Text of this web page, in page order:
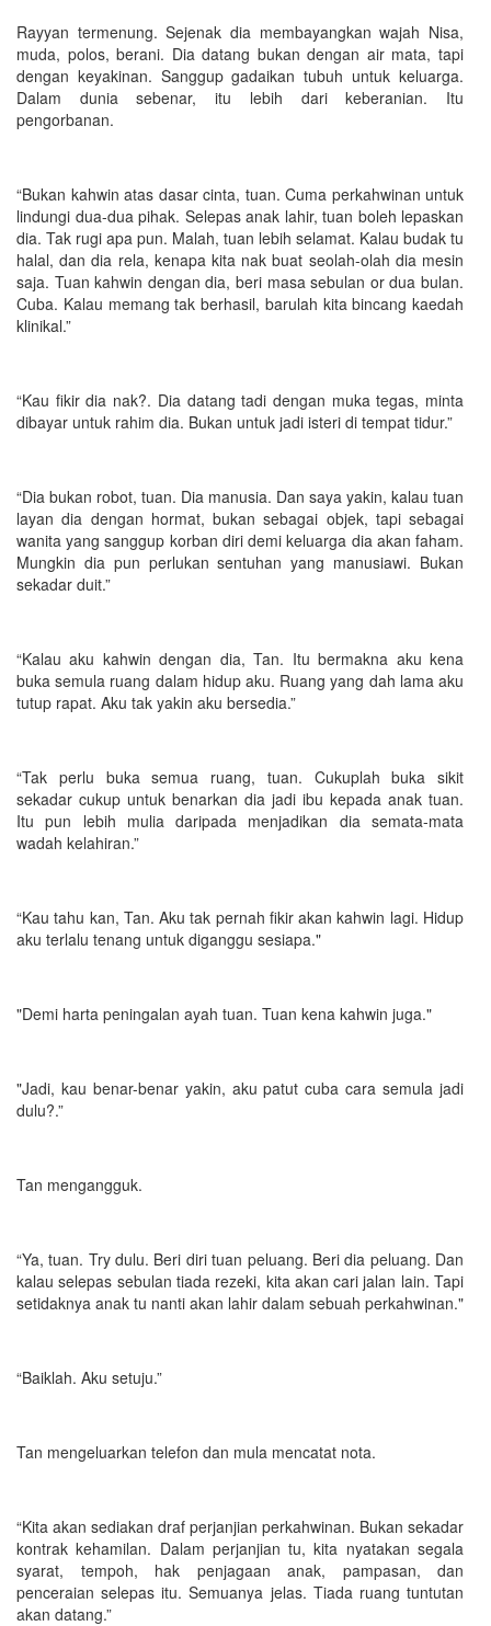
Rayyan termenung. Sejenak dia membayangkan wajah Nisa,
muda, polos, berani. Dia datang bukan dengan air mata, tapi
dengan keyakinan. Sanggup gadaikan tubuh untuk keluarga.
Dalam dunia sebenar, itu lebih dari keberanian. Itu
pengorbanan.
“Bukan kahwin atas dasar cinta, tuan. Cuma perkahwinan untuk
lindungi dua-dua pihak. Selepas anak lahir, tuan boleh lepaskan
dia. Tak rugi apa pun. Malah, tuan lebih selamat. Kalau budak tu
halal, dan dia rela, kenapa kita nak buat seolah-olah dia mesin
saja. Tuan kahwin dengan dia, beri masa sebulan or dua bulan.
Cuba. Kalau memang tak berhasil, barulah kita bincang kaedah
klinikal.”
“Kau fikir dia nak?. Dia datang tadi dengan muka tegas, minta
dibayar untuk rahim dia. Bukan untuk jadi isteri di tempat tidur.”
“Dia bukan robot, tuan. Dia manusia. Dan saya yakin, kalau tuan
layan dia dengan hormat, bukan sebagai objek, tapi sebagai
wanita yang sanggup korban diri demi keluarga dia akan faham.
Mungkin dia pun perlukan sentuhan yang manusiawi. Bukan
sekadar duit.”
“Kalau aku kahwin dengan dia, Tan. Itu bermakna aku kena
buka semula ruang dalam hidup aku. Ruang yang dah lama aku
tutup rapat. Aku tak yakin aku bersedia.”
“Tak perlu buka semua ruang, tuan. Cukuplah buka sikit
sekadar cukup untuk benarkan dia jadi ibu kepada anak tuan.
Itu pun lebih mulia daripada menjadikan dia semata-mata
wadah kelahiran.”
“Kau tahu kan, Tan. Aku tak pernah fikir akan kahwin lagi. Hidup
aku terlalu tenang untuk diganggu sesiapa."
"Demi harta peningalan ayah tuan. Tuan kena kahwin juga."
"Jadi, kau benar-benar yakin, aku patut cuba cara semula jadi
dulu?.”
Tan mengangguk.
“Ya, tuan. Try dulu. Beri diri tuan peluang. Beri dia peluang. Dan
kalau selepas sebulan tiada rezeki, kita akan cari jalan lain. Tapi
setidaknya anak tu nanti akan lahir dalam sebuah perkahwinan."
“Baiklah. Aku setuju.”
Tan mengeluarkan telefon dan mula mencatat nota.
“Kita akan sediakan draf perjanjian perkahwinan. Bukan sekadar
kontrak kehamilan. Dalam perjanjian tu, kita nyatakan segala
syarat, tempoh, hak penjagaan anak, pampasan, dan
penceraian selepas itu. Semuanya jelas. Tiada ruang tuntutan
akan datang.”